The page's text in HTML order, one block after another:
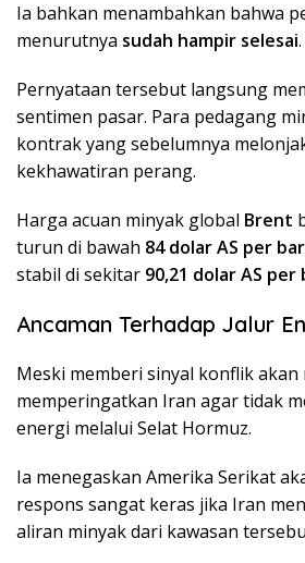
Ia bahkan menambahkan bahwa
menurutnya sudah hampir selesai.
Pernyataan tersebut langsung
sentimen pasar. Para pedagang
kontrak yang sebelumnya
kekhawatiran perang.
Harga acuan minyak global Brent
turun di bawah 84 dolar AS per
stabil di sekitar 90,21 dolar AS per
Ancaman Terhadap Jalur
Meski memberi sinyal konflik
memperingatkan Iran agar tidak
energi melalui Selat Hormuz.
Ia menegaskan Amerika Serikat
respons sangat keras jika Iran
aliran minyak dari kawasan